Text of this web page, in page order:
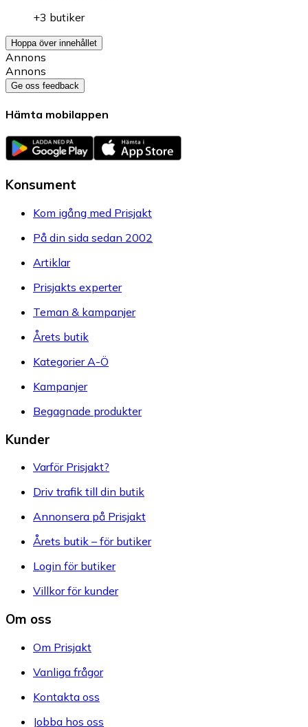
+3 butiker
Hoppa över innehållet
Annons
Annons
Ge oss feedback
Hämta mobilappen
Konsument
Kom igång med Prisjakt
På din sida sedan 2002
Artiklar
Prisjakts experter
Teman & kampanjer
Årets butik
Kategorier A-Ö
Kampanjer
Begagnade produkter
Kunder
Varför Prisjakt?
Driv trafik till din butik
Annonsera på Prisjakt
Årets butik – för butiker
Login för butiker
Villkor för kunder
Om oss
Om Prisjakt
Vanliga frågor
Kontakta oss
Jobba hos oss